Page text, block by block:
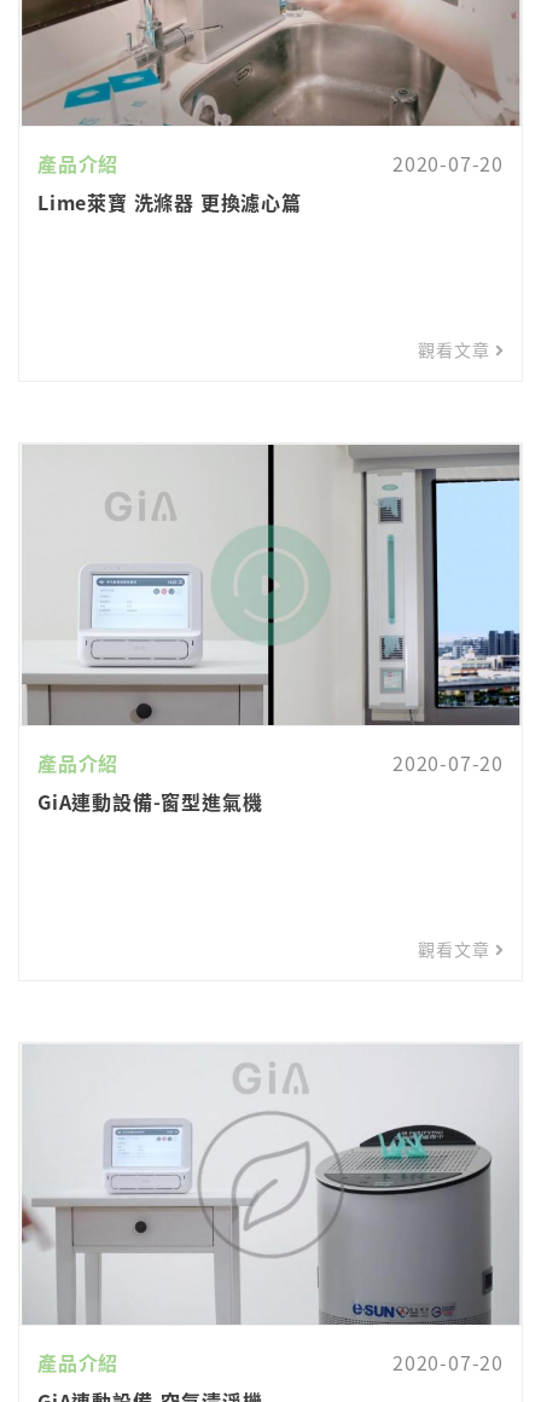
產品介紹
2020-07-20
Lime萊寶 洗滌器 更換濾心篇
觀看文章
產品介紹
2020-07-20
GiA連動設備-窗型進氣機
觀看文章
產品介紹
2020-07-20